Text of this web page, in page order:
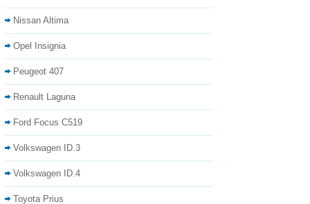
Nissan Altima
Opel Insignia
Peugeot 407
Renault Laguna
Ford Focus C519
Volkswagen ID.3
Volkswagen ID.4
Toyota Prius